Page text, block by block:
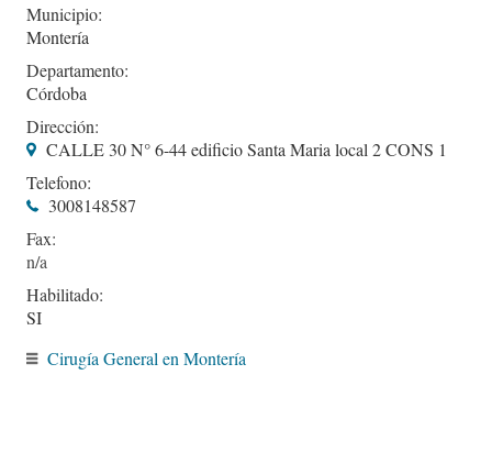
Municipio:
Montería
Departamento:
Córdoba
Dirección:
CALLE 30 N° 6-44 edificio Santa Maria local 2 CONS 1
Telefono:
3008148587
Fax:
Habilitado:
SI
Cirugía General en Montería